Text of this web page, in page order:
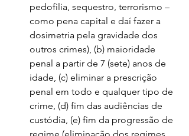
pedofilia, sequestro, terrorismo –
como pena capital e daí fazer a
dosimetria pela gravidade dos
outros crimes), (b) maioridade
penal a partir de 7 (sete) anos de
idade, (c) eliminar a prescrição
penal em todo e qualquer tipo de
crime, (d) fim das audiências de
custódia, (e) fim da progressão de
regime (eliminação dos regimes